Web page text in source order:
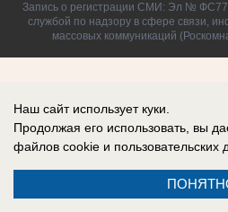
Запись о регистрации СМИ: Эл №
службой по надзору в сфере связи,
массовых коммуникаций
Наш сайт использует куки.
Продолжая его использовать, вы
файлов cookie и пользовательских